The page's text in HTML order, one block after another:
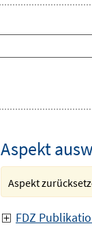
Aspekt
Aspekt
FDZ